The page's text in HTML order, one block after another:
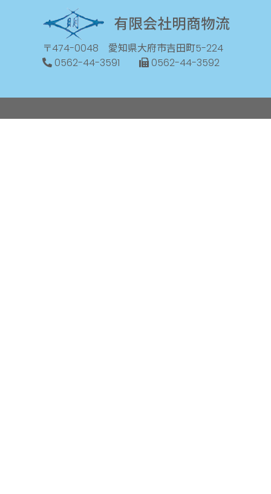
〒474-0048 愛知県大府市吉田町5-224
0562-44-3591
0562-44-3592